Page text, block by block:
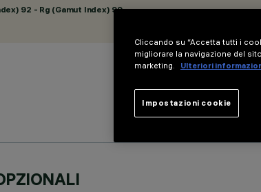
92 - Rg (Gamut Index) 99
Cliccando su “Accetta tutti i
migliorare la navigazione del
marketing.
Ulteriori
Impostazioni cookie